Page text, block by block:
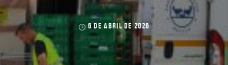
6 DE ABRIL DE 2026